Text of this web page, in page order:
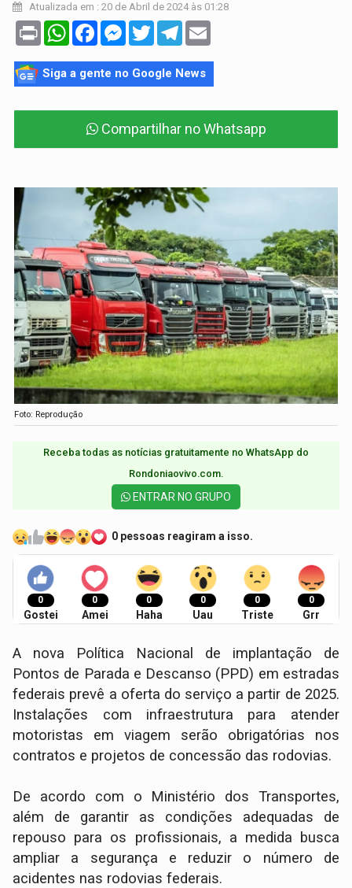
Atualizada em : 20 de Abril de 2024 às 01:28
Print WhatsAppFacebookMessenger
TwitterTelegram
Siga a gente no Google News
Compartilhar no Whatsapp
Foto: Reprodução
Receba todas as notícias gratuitamente no WhatsApp do
Rondoniaovivo.com.​
ENTRAR NO GRUPO
0 pessoas reagiram a isso.
0
Gostei
0
Amei
0
Haha
0
Uau
0
Triste
0
Grr
A nova Política Nacional de implantação de
Pontos de Parada e Descanso (PPD) em estradas
federais prevê a oferta do serviço a partir de 2025.
Instalações com infraestrutura para atender
motoristas em viagem serão obrigatórias nos
contratos e projetos de concessão das rodovias.
De acordo com o Ministério dos Transportes,
além de garantir as condições adequadas de
repouso para os profissionais, a medida busca
ampliar a segurança e reduzir o número de
acidentes nas rodovias federais.